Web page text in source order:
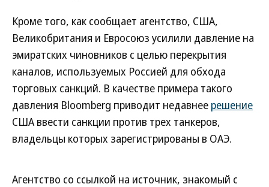
Кроме того, как сообщает агентство, США,
Великобритания и Евросоюз усилили давление на
эмиратских чиновников с целью перекрытия
каналов, используемых Россией для обхода
торговых санкций. В качестве примера такого
давления Bloomberg приводит недавнее решение
США ввести санкции против трех танкеров,
владельцы которых зарегистрированы в ОАЭ.
Агентство со ссылкой на источник, знакомый с